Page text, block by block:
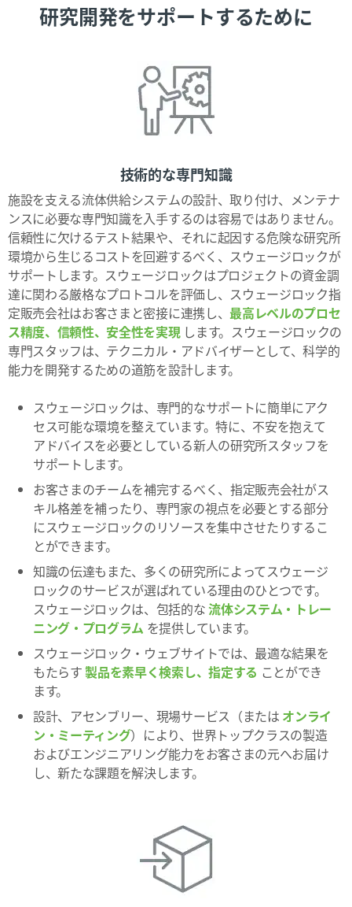
研究開発をサポートするために
技術的な専門知識
施設を支える流体供給システムの設計、取り付け、メンテナ
ンスに必要な専門知識を入手するのは容易ではありません。
信頼性に欠けるテスト結果や、それに起因する危険な研究所
環境から生じるコストを回避するべく、スウェージロックが
サポートします。スウェージロックはプロジェクトの資金調
達に関わる厳格なプロトコルを評価し、スウェージロック指
定販売会社はお客さまと密接に連携し、 最高レベルのプロセ
ス精度、信頼性、安全性を実現します。スウェージロックの
専門スタッフは、テクニカル・アドバイザーとして、科学的
能力を開発するための道筋を設計します。
スウェージロックは、専門的なサポートに簡単にアク
セス可能な環境を整えています。特に、不安を抱えて
アドバイスを必要としている新人の研究所スタッフを
サポートします。
お客さまのチームを補完するべく、指定販売会社がス
キル格差を補ったり、専門家の視点を必要とする部分
にスウェージロックのリソースを集中させたりするこ
とができます。
知識の伝達もまた、多くの研究所によってスウェージ
ロックのサービスが選ばれている理由のひとつです。
スウェージロックは、包括的な流体システム・トレー
ニング・プログラム を提供しています。
スウェージロック・ウェブサイトでは、最適な結果を
もたらす製品を素早く検索し、指定する ことができ
ます。
設計、アセンブリー、現場サービス（または オンライ
ン・ミーティング）により、世界トップクラスの製造
およびエンジニアリング能力をお客さまの元へお届け
し、新たな課題を解決します。